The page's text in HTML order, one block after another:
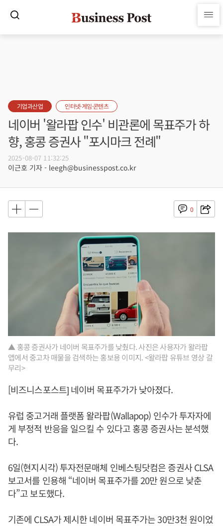
기업과산업 인터넷·게임·콘텐츠
네이버 '왈라팝 인수' 비관론에 목표주가 하
향, 홍콩 증권사 "포시마크 전례"
2025-08-07 11:32:25
이근호 기자 - leegh@businesspost.co.kr
0
▲ 홍콩 증권사가 네이버 목표주가를 낮췄다. 사진은 사용자가 왈라팝
앱에서 중고차 매물을 검색하는 홍보용 이미지. <왈라팝 유튜브 영상 갈
무리>
[비즈니스포스트] 네이버 목표주가가 낮아졌다.
유럽 중고거래 플랫폼 왈라팝(Wallapop) 인수가 투자자에
게 부정적 반응을 일으킬 수 있다고 홍콩 증권사는 분석했
다.
6일(현지시각) 투자전문매체 인베스팅닷컴은 증권사 CLSA
보고서를 인용해 “네이버 목표주가를 20만 원으로 낮춘
다”고 보도했다.
기존에 CLSA가 제시한 네이버 목표주가는 30만3천 원이었